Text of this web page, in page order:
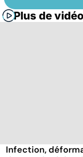
Plus de
Infection,